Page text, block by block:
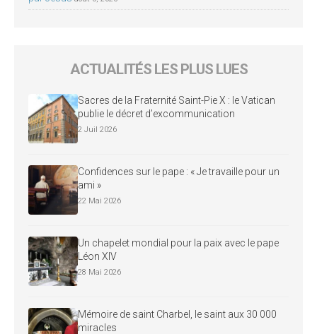
ACTUALITÉS LES PLUS LUES
Sacres de la Fraternité Saint-Pie X : le Vatican
publie le décret d’excommunication
2 Juil 2026
Confidences sur le pape : « Je travaille pour un
ami »
22 Mai 2026
Un chapelet mondial pour la paix avec le pape
Léon XIV
28 Mai 2026
Mémoire de saint Charbel, le saint aux 30 000
miracles